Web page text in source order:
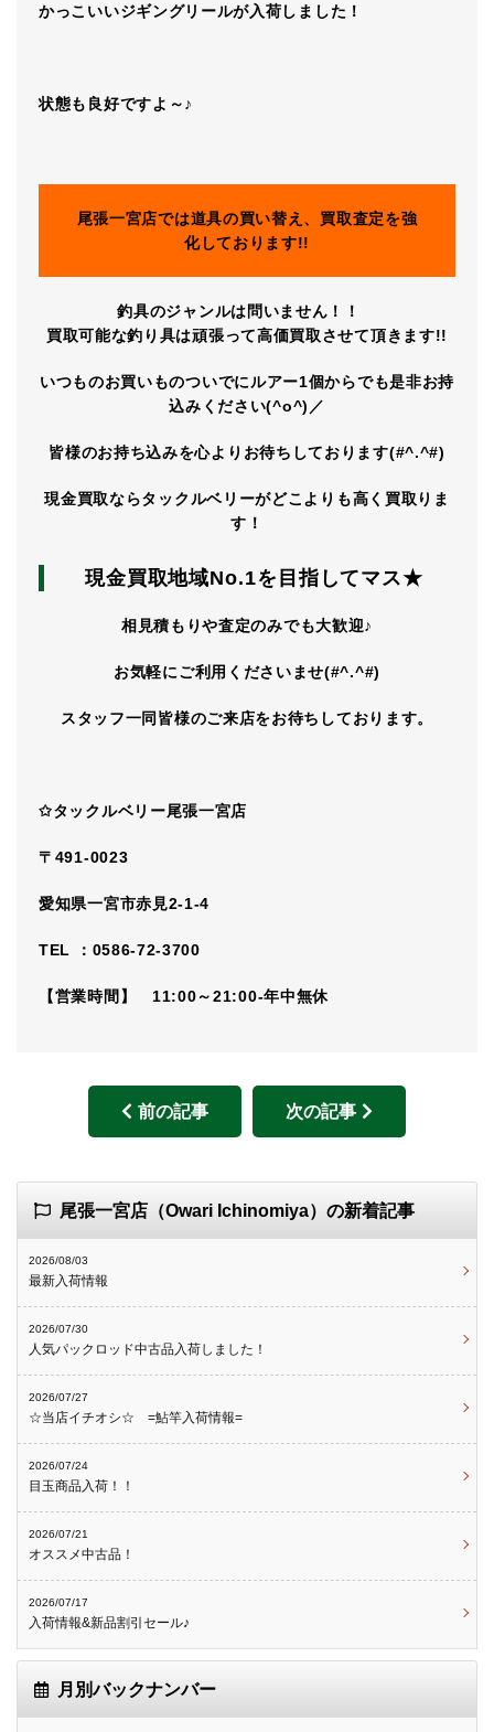
かっこいいジギングリールが入荷しました！
状態も良好ですよ～♪
尾張一宮店では道具の買い替え、買取査定を強
化しております!!
釣具のジャンルは問いません！！
買取可能な釣り具は頑張って高価買取させて頂きます!!
いつものお買いものついでにルアー1個からでも是非お持
込みください(^o^)／
皆様のお持ち込みを心よりお待ちしております(#^.^#)
現金買取ならタックルベリーがどこよりも高く買取りま
す！
現金買取地域No.1を目指してマス★
相見積もりや査定のみでも大歓迎♪
お気軽にご利用くださいませ(#^.^#)
スタッフ一同皆様のご来店をお待ちしております。
✩タックルベリー尾張一宮店
〒491-0023
愛知県一宮市赤見2-1-4
TEL ：0586-72-3700
【営業時間】 11:00～21:00-年中無休
前の記事 次の記事
尾張一宮店（Owari Ichinomiya）の新着記事
2026/08/03
最新入荷情報
2026/07/30
人気パックロッド中古品入荷しました！
2026/07/27
☆当店イチオシ☆ =鮎竿入荷情報=
2026/07/24
目玉商品入荷！！
2026/07/21
オススメ中古品！
2026/07/17
入荷情報&新品割引セール♪
月別バックナンバー